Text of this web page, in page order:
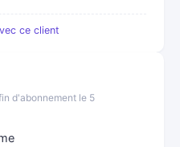
ce client
d'abonnement le 5